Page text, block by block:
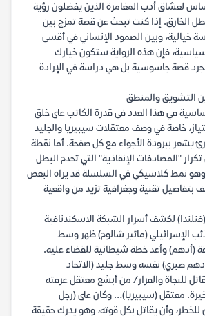
لعشاق أدب المغامرة الذين يفضلون رؤية
الخارق. إذا كنت تبحث عن قصة تمزج بين
خيالية، وبين الصمود الإنساني في أقسى
فإن هذه الرواية ستكون خيارك
قصة جاسوسية بل هي دراسة في الإرادة
التشويق والمنطق
في هذا العدد في قدرة الكاتب على خلق
خاصة في وصف معتقلات سيبيريا والجليد
يشعر ببرودة الأجواء مع كل صفحة. أما نقطة
"المصادفات الإنقاذية" التي تخدم البطل
وهو نمط كلاسيكي في السلسلة قد يراه البعض
بتفاصيل تقنية وجغرافية تزيد من واقعية
لكشف أسرار الشبكة الاسكندنافية
الإسرائيلي (مائير شالوم) ظهر وسط
(أدهم) وأعد خطة شيطانية للقضاء عليه.
صبري) نفسه وسط جليد (الاتحاد
للنجاة والفرار/ من أبشع معتقل عرفته
معتقل (سيبيريا)… وكان على (رجل
وأن يقاتل بكل قوته، وهو يدرك حقيقة